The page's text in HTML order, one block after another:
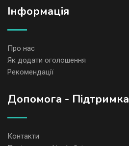
Iнформація
Про нас
Як додати оголошення
Рекомендації
Допомога - Підтримка
Контакти